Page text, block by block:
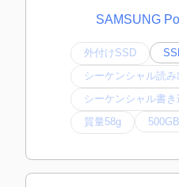
SAMSUNG
外付けSSD
シーケンシャル読
シーケンシャル書
質量58g
500GB